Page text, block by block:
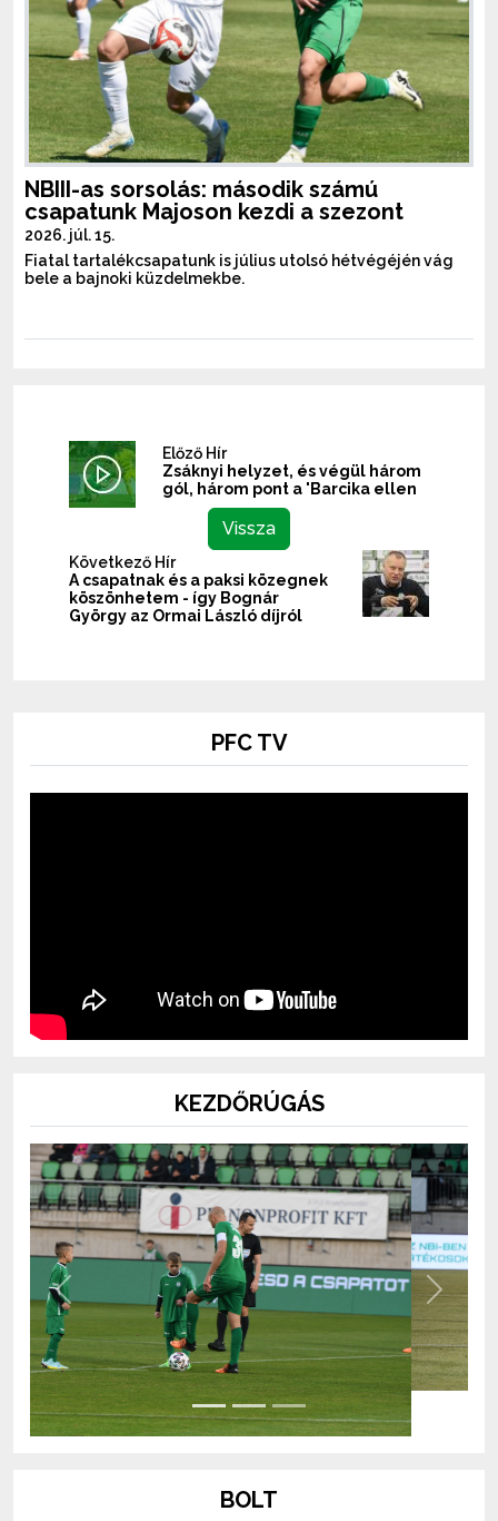
NBIII-as sorsolás: második számú
csapatunk Majoson kezdi a szezont
2026. júl. 15.
Fiatal tartalékcsapatunk is július utolsó hétvégéjén vág
bele a bajnoki küzdelmekbe.
Előző Hír
Zsáknyi helyzet, és végül három
gól, három pont a 'Barcika ellen
Vissza
Következő Hír
A csapatnak és a paksi közegnek
köszönhetem - így Bognár
György az Ormai László díjról
PFC TV
KEZDŐRÚGÁS
Previous Next